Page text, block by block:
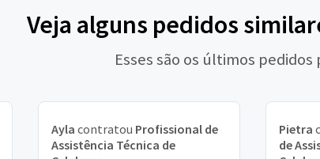
Veja alguns pedidos
Esses são os últimos pedidos
Ayla contratou Profissional de
Assistência Técnica de
Pietra
de